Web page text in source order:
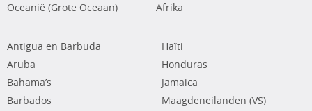
Oceanië (Grote Oceaan)
Afrika
Antigua en Barbuda
Aruba
Bahama’s
Barbados
Haïti
Honduras
Jamaica
Maagdeneilanden (VS)